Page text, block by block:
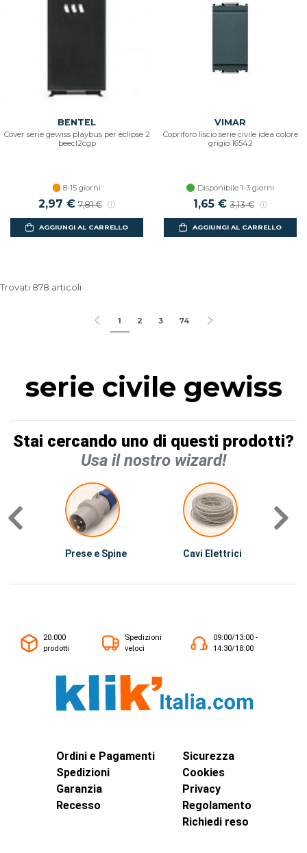
BENTEL
Cover serie gewiss playbus per eclipse 2
beecl2cgp
8-15 giorni
2,97 € 7,81 €
AGGIUNGI AL CARRELLO
VIMAR
Copriforo liscio serie civile idea colore
grigio 16542
Disponibile 1-3 giorni
1,65 € 3,13 €
AGGIUNGI AL CARRELLO
Trovati 878 articoli
1 2 3 74
serie civile gewiss
Stai cercando uno di questi prodotti?
Usa il nostro wizard!
Prese e Spine Cavi Elettrici
20.000
prodotti
Spedizioni
veloci
09:00/13:00 -
14:30/18:00
Ordini e Pagamenti
Spedizioni
Garanzia
Recesso
Sicurezza
Cookies
Privacy
Regolamento
Richiedi reso